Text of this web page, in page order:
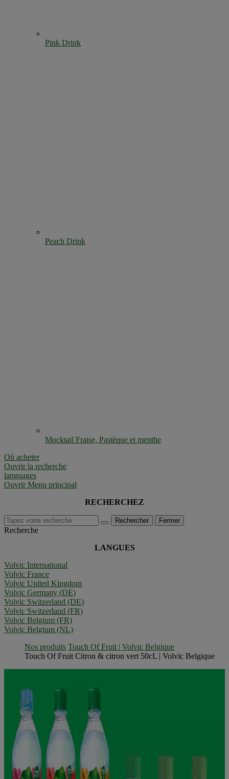
Pink Drink
Peach Drink
Mocktail Fraise, Pastèque et menthe
Où acheter
Ouvrir la recherche
languages
Ouvrir Menu principal
RECHERCHEZ
Rechercher Fermer
Recherche
LANGUES
Volvic International
Volvic France
Volvic United Kingdom
Volvic Germany (DE)
Volvic Switzerland (DE)
Volvic Switzerland (FR)
Volvic Belgium (FR)
Volvic Belgium (NL)
Nos produits Touch Of Fruit | Volvic Belgique
Touch Of Fruit Citron & citron vert 50cL | Volvic Belgique